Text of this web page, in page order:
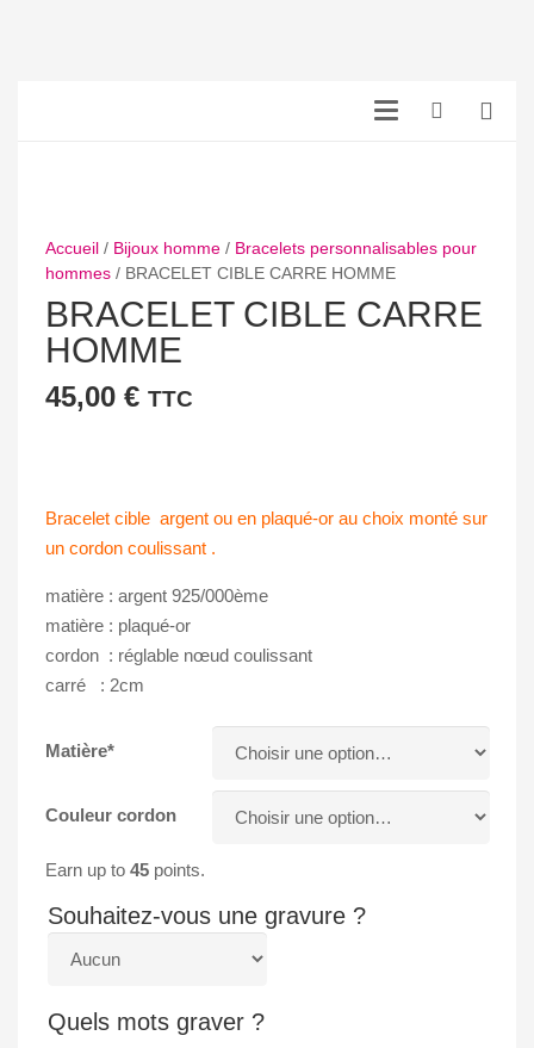
Accueil/ Bijoux homme/ Bracelets personnalisables pour
hommes/ BRACELET CIBLE CARRE HOMME
BRACELET CIBLE CARRE
HOMME
45,00 € TTC
Bracelet cible argent ou en plaqué-or au choix monté sur
un cordon coulissant .
matière : argent 925/000ème
matière : plaqué-or
cordon : réglable nœud coulissant
carré : 2cm
Matière*
Couleur cordon
Earn up to 45points.
Souhaitez-vous une gravure ?
Quels mots graver ?